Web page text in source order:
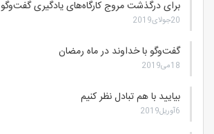
برای درگذشت مروج كارگاه‌های يادگيری گفت‌وگو
20جولای2019
گفت‌وگو با خداوند در ماه رمضان
18می2019
بیایید با هم تبادل نظر کنیم
6آوریل2019